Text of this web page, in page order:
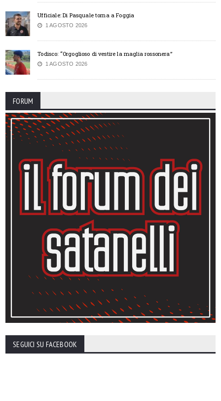
Ufficiale: Di Pasquale torna a Foggia
1 AGOSTO 2026
Todisco: “Orgoglioso di vestire la maglia rossonera”
1 AGOSTO 2026
FORUM
SEGUICI SU FACEBOOK